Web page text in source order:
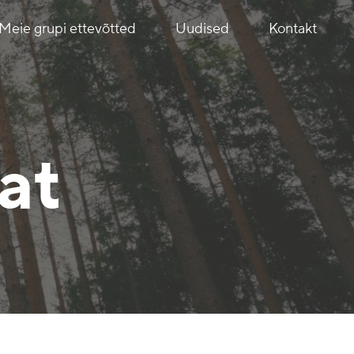
grupi ettevõtted Uudised Kontakt